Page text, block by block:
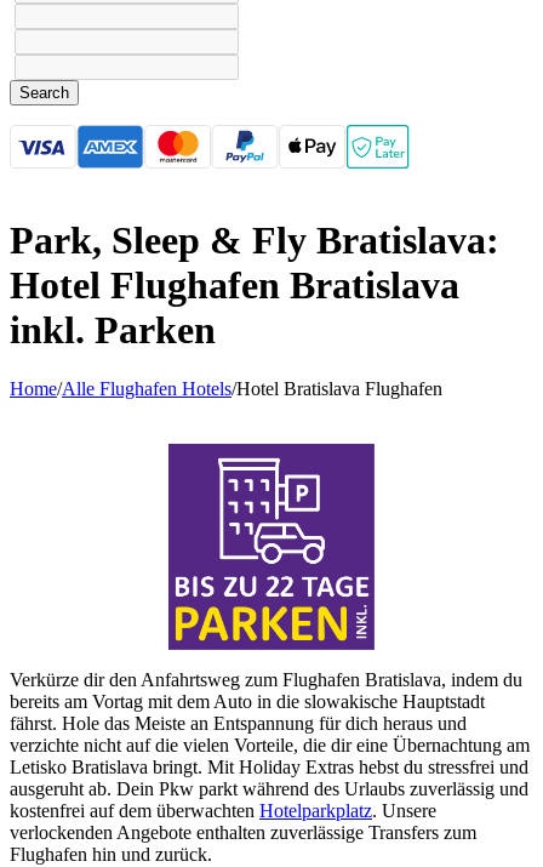
Search
Park, Sleep & Fly Bratislava:
Hotel Flughafen Bratislava
inkl. Parken
Home/Alle Flughafen Hotels/Hotel Bratislava Flughafen
Verkürze dir den Anfahrtsweg zum Flughafen Bratislava, indem du
bereits am Vortag mit dem Auto in die slowakische Hauptstadt
fährst. Hole das Meiste an Entspannung für dich heraus und
verzichte nicht auf die vielen Vorteile, die dir eine Übernachtung am
Letisko Bratislava bringt. Mit Holiday Extras hebst du stressfrei und
ausgeruht ab. Dein Pkw parkt während des Urlaubs zuverlässig und
kostenfrei auf dem überwachten Hotelparkplatz. Unsere
verlockenden Angebote enthalten zuverlässige Transfers zum
Flughafen hin und zurück.